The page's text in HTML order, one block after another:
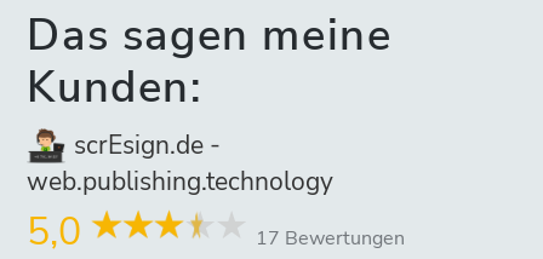
Das sagen meine
Kunden:
scrEsign.de -
web.publishing.technology
5,0
17 Bewertungen